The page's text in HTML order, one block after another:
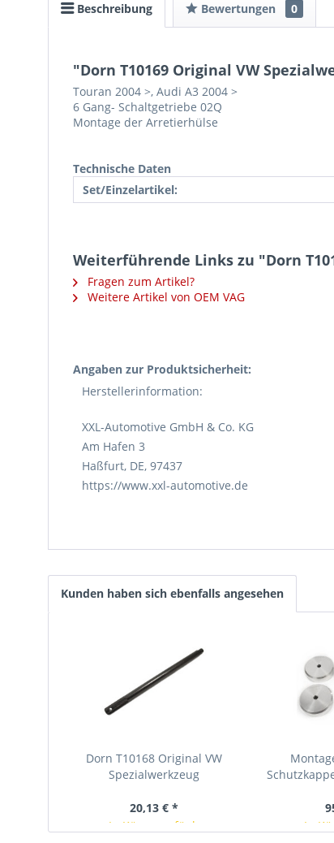
Beschreibung Bewertungen 0
"Dorn T10169 Original VW
Touran 2004 >, Audi A3 2004 >
6 Gang- Schaltgetriebe 02Q
Montage der Arretierhülse
Technische Daten
Set/Einzelartikel:
Weiterführende Links zu "Dorn
Fragen zum Artikel?
Weitere Artikel von OEM VAG
Angaben zur Produktsicherheit:
Herstellerinformation:
XXL-Automotive GmbH & Co. KG
Am Hafen 3
Haßfurt, DE, 97437
https://www.xxl-automotive.de
Kunden haben sich ebenfalls angesehen
Dorn T10168 Original VW
Spezialwerkzeug
20,13 € *
In Kürze verfügbar
In